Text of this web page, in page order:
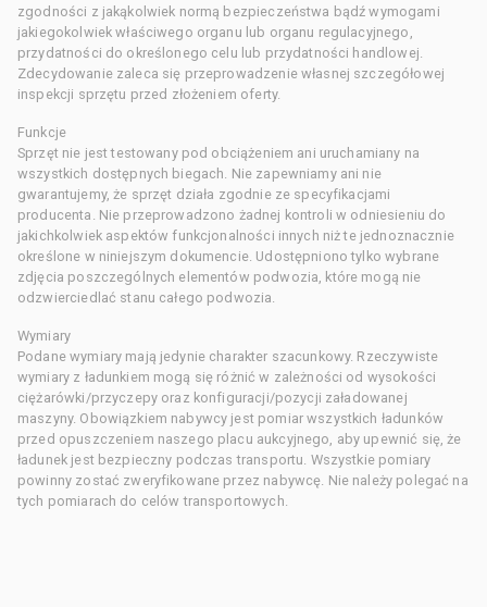
zgodności z jakąkolwiek normą bezpieczeństwa bądź wymogami
jakiegokolwiek właściwego organu lub organu regulacyjnego,
przydatności do określonego celu lub przydatności handlowej.
Zdecydowanie zaleca się przeprowadzenie własnej szczegółowej
inspekcji sprzętu przed złożeniem oferty.
Funkcje
Sprzęt nie jest testowany pod obciążeniem ani uruchamiany na
wszystkich dostępnych biegach. Nie zapewniamy ani nie
gwarantujemy, że sprzęt działa zgodnie ze specyfikacjami
producenta. Nie przeprowadzono żadnej kontroli w odniesieniu do
jakichkolwiek aspektów funkcjonalności innych niż te jednoznacznie
określone w niniejszym dokumencie. Udostępniono tylko wybrane
zdjęcia poszczególnych elementów podwozia, które mogą nie
odzwierciedlać stanu całego podwozia.
Wymiary
Podane wymiary mają jedynie charakter szacunkowy. Rzeczywiste
wymiary z ładunkiem mogą się różnić w zależności od wysokości
ciężarówki/przyczepy oraz konfiguracji/pozycji załadowanej
maszyny. Obowiązkiem nabywcy jest pomiar wszystkich ładunków
przed opuszczeniem naszego placu aukcyjnego, aby upewnić się, że
ładunek jest bezpieczny podczas transportu. Wszystkie pomiary
powinny zostać zweryfikowane przez nabywcę. Nie należy polegać na
tych pomiarach do celów transportowych.